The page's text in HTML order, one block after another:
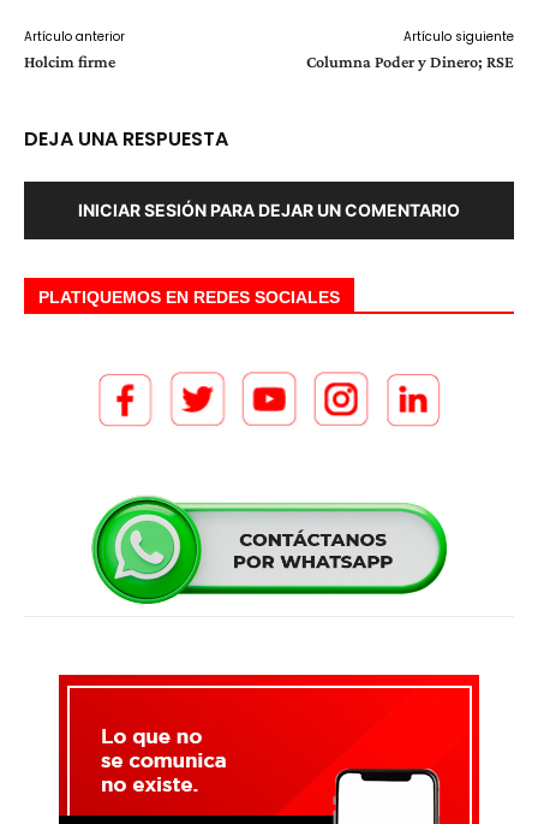
Artículo anterior
Holcim firme
Artículo siguiente
Columna Poder y Dinero; RSE
DEJA UNA RESPUESTA
INICIAR SESIÓN PARA DEJAR UN COMENTARIO
PLATIQUEMOS EN REDES SOCIALES